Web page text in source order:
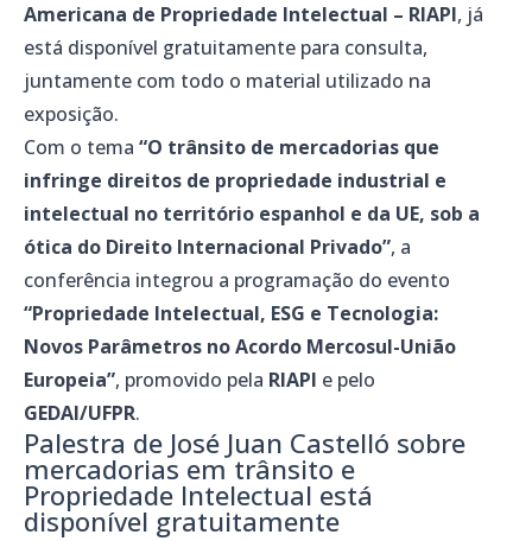
Americana de Propriedade Intelectual – RIAPI, já
está disponível gratuitamente para consulta,
juntamente com todo o material utilizado na
exposição.
Com o tema “O trânsito de mercadorias que
infringe direitos de propriedade industrial e
intelectual no território espanhol e da UE, sob a
ótica do Direito Internacional Privado”, a
conferência integrou a programação do evento
“Propriedade Intelectual, ESG e Tecnologia:
Novos Parâmetros no Acordo Mercosul-União
Europeia”, promovido pela RIAPI e pelo
GEDAI/UFPR.
Palestra de José Juan Castelló sobre
mercadorias em trânsito e
Propriedade Intelectual está
disponível gratuitamente